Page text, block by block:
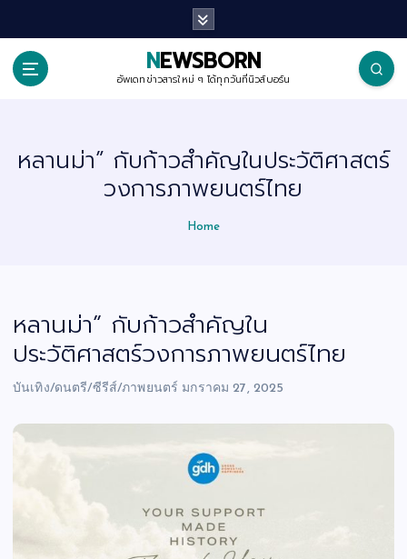
i
NEWSBORN
อัพเดทข่าวสารใหม่ ๆ ได้ทุกวันที่นิวส์บอร์น
หลานม่า” กับก้าวสำคัญในประวัติศาสตร์
วงการภาพยนตร์ไทย
Home
หลานม่า” กับก้าวสำคัญใน
ประวัติศาสตร์วงการภาพยนตร์ไทย
บันเทิง/ดนตรี/ซีรีส์/ภาพยนตร์ มกราคม 27, 2025